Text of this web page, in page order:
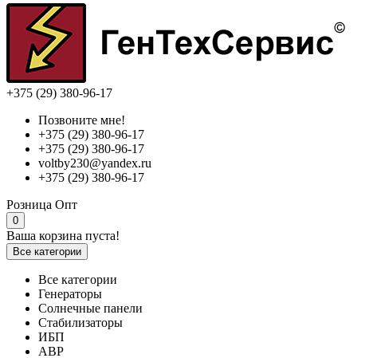
+375 (29) 380-96-17
Позвоните мне!
+375 (29) 380-96-17
+375 (29) 380-96-17
voltby230@yandex.ru
+375 (29) 380-96-17
Розница Опт
0
Ваша корзина пуста!
Все категории
Все категории
Генераторы
Солнечные панели
Стабилизаторы
ИБП
АВР